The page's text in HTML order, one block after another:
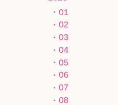
01
02
03
04
05
06
07
08